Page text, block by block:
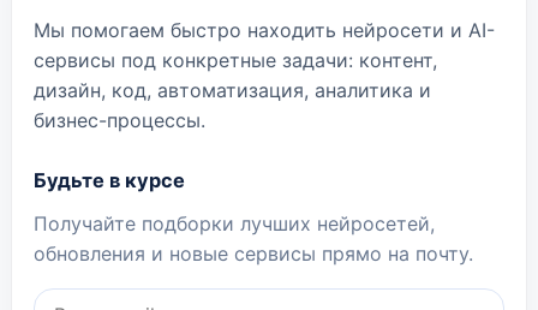
Мы помогаем быстро находить нейросети и AI-
сервисы под конкретные задачи: контент,
дизайн, код, автоматизация, аналитика и
бизнес-процессы.
Будьте в курсе
Получайте подборки лучших нейросетей,
обновления и новые сервисы прямо на почту.